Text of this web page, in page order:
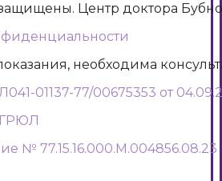
Центр доктора
необходима
01137-77/00675353 от
№ 77.15.16.000.М.004856.08.23